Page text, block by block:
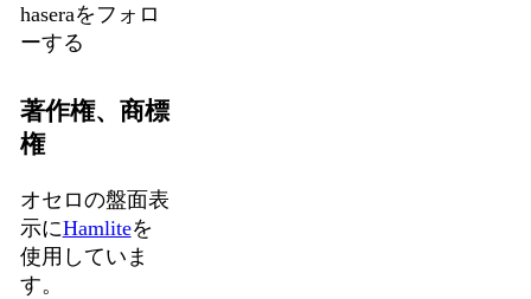
haseraをフォロ
ーする
著作権、商標
権
オセロの盤面表
示にHamliteを
使用していま
す。